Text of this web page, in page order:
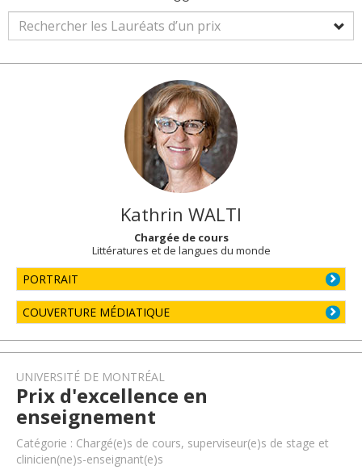
Kathrin WALTI
Chargée de cours
Littératures et de langues du monde
PORTRAIT
COUVERTURE MÉDIATIQUE
UNIVERSITÉ DE MONTRÉAL
Prix d'excellence en
enseignement
Catégorie : Chargé(e)s de cours, superviseur(e)s de stage et
clinicien(ne)s-enseignant(e)s